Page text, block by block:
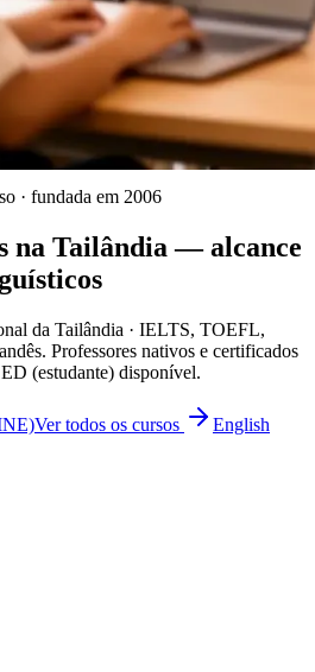
· fundada em 2006
na Tailândia —alcance
da Tailândia · IELTS, TOEFL,
Professores nativos e certificados
(estudante) disponível.
Ver todos os cursos
English